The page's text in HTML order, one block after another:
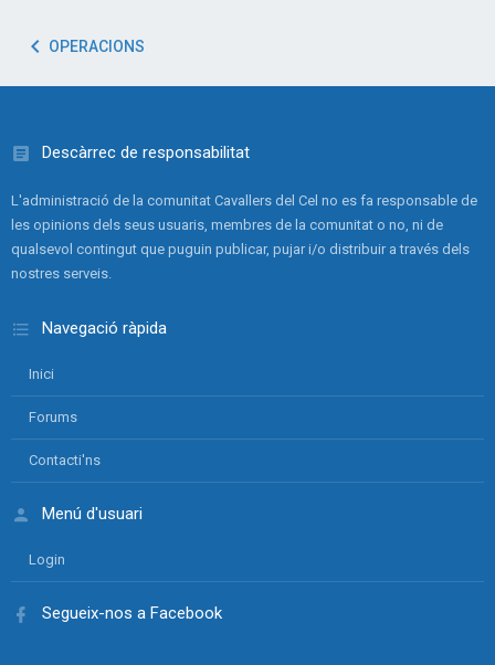
OPERACIONS
Descàrrec de responsabilitat
L'administració de la comunitat Cavallers del Cel no es fa responsable de
les opinions dels seus usuaris, membres de la comunitat o no, ni de
qualsevol contingut que puguin publicar, pujar i/o distribuir a través dels
nostres serveis.
Navegació ràpida
Inici
Forums
Contacti'ns
Menú d'usuari
Login
Segueix-nos a Facebook